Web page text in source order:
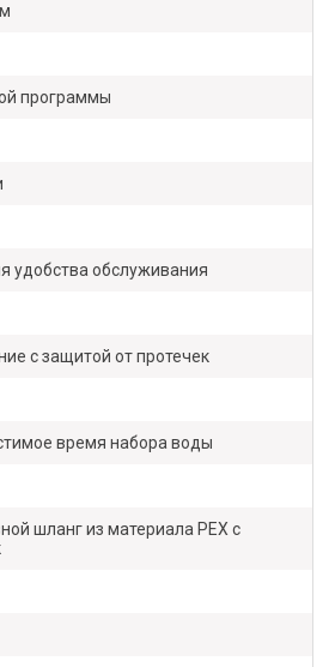
программы
удобства обслуживания
с защитой от протечек
время набора воды
шланг из материала РЕХ с